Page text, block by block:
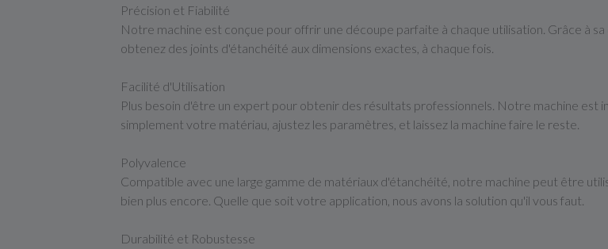
Précision et Fiabilité
Notre machine est conçue pour offrir une découpe parfaite à chaque utilisation. Grâce à
obtenez des joints d'étanchéité aux dimensions exactes, à chaque fois.
Facilité d'Utilisation
Plus besoin d'être un expert pour obtenir des résultats professionnels. Notre machine est
simplement votre matériau, ajustez les paramètres, et laissez la machine faire le reste.
Polyvalence
Compatible avec une large gamme de matériaux d'étanchéité, notre machine peut être
bien plus encore. Quelle que soit votre application, nous avons la solution qu'il vous faut.
Durabilité et Robustesse